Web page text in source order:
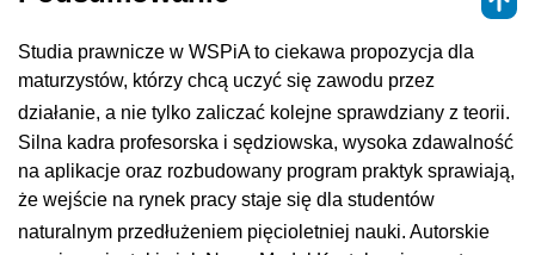
Studia prawnicze w WSPiA to ciekawa propozycja dla
maturzystów, którzy chcą uczyć się zawodu przez
działanie, a nie tylko zaliczać kolejne sprawdziany z teorii.
Silna kadra profesorska i sędziowska, wysoka zdawalność
na aplikacje oraz rozbudowany program praktyk sprawiają,
że wejście na rynek pracy staje się dla studentów
naturalnym przedłużeniem pięcioletniej nauki. Autorskie